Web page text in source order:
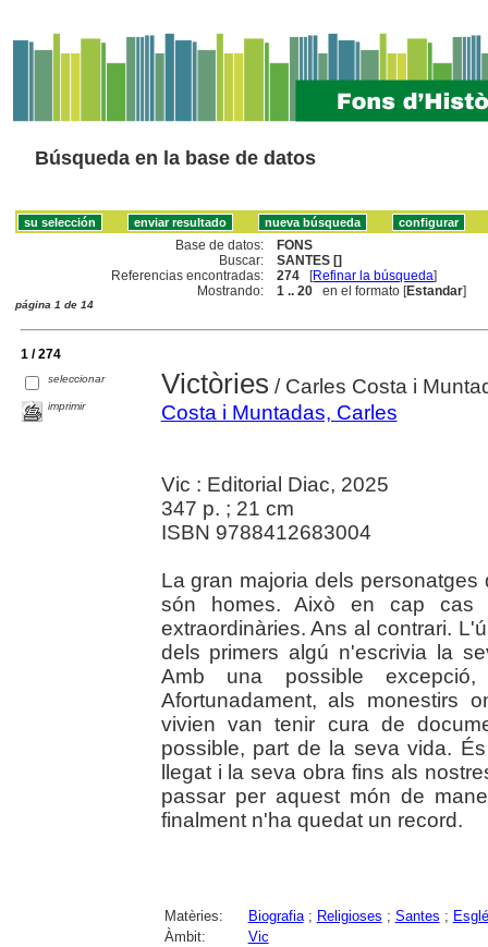
Búsqueda en la base de datos
Base de datos:
FONS
Buscar:
SANTES []
Referencias encontradas:
274 [Refinar la búsqueda]
Mostrando:
1 .. 20 en el formato [Estandar]
página 1 de 14
1 / 274
seleccionar
imprimir
Victòries / Carles Costa i
Costa i Muntadas, Carles
Vic : Editorial Diac, 2025
347 p. ; 21 cm
ISBN 9788412683004
La gran majoria dels
són homes. Això en cap cas
extraordinàries. Ans al contrari.
dels primers algú n'escrivia la
Amb una possible
Afortunadament, als monestirs
vivien van tenir cura de
possible, part de la seva vida.
llegat i la seva obra fins als
passar per aquest món de
finalment n'ha quedat un record.
Matèries: Biografia; Religioses ; Santes ;
Àmbit:
Vic